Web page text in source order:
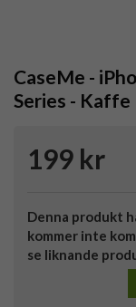
CaseMe -
Series - Kaffe
199 kr
Denna produkt
kommer inte
se liknande